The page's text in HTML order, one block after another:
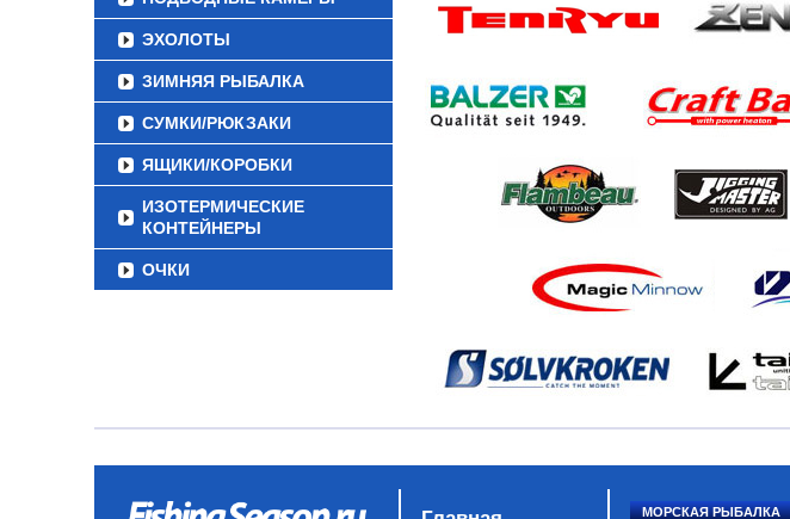
ЭХОЛОТЫ
ЗИМНЯЯ РЫБАЛКА
СУМКИ/РЮКЗАКИ
ЯЩИКИ/КОРОБКИ
ИЗОТЕРМИЧЕСКИЕ
КОНТЕЙНЕРЫ
ОЧКИ
МОРСКАЯ РЫБАЛКА